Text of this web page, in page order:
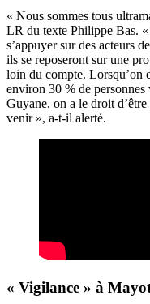
« Nous sommes tous
LR du texte Philippe Bas. «
s’appuyer sur des acteurs
ils se reposeront sur une
loin du compte. Lorsqu’on
environ 30 % de
Guyane, on a le droit
venir », a-t-il alerté.
« Vigilance » à